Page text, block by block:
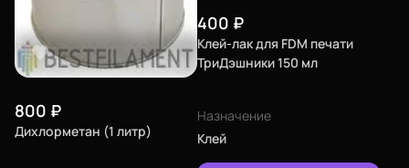
800 ₽
Дихлорметан (1 литр)
400 ₽
Клей-лак для FDM печати
ТриДэшники 150 мл
Назначение
Клей